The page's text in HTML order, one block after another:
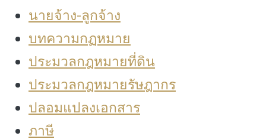
นายจ้าง-ลูกจ้าง
บทความกฏหมาย
ประมวลกฎหมายที่ดิน
ประมวลกฎหมายรัษฎากร
ปลอมแปลงเอกสาร
ภาษี